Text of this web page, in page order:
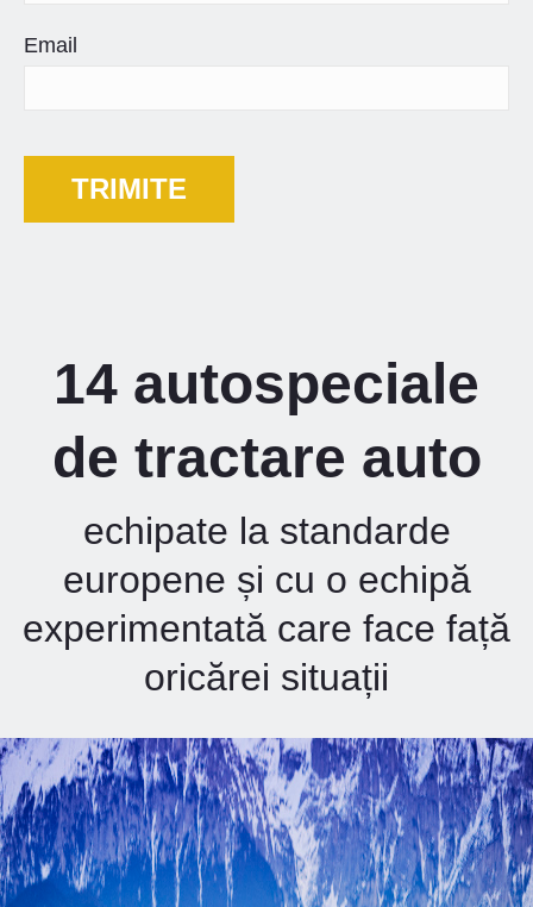
Email
14 autospeciale
de tractare auto
echipate la standarde
europene și cu o echipă
experimentată care face față
oricărei situații